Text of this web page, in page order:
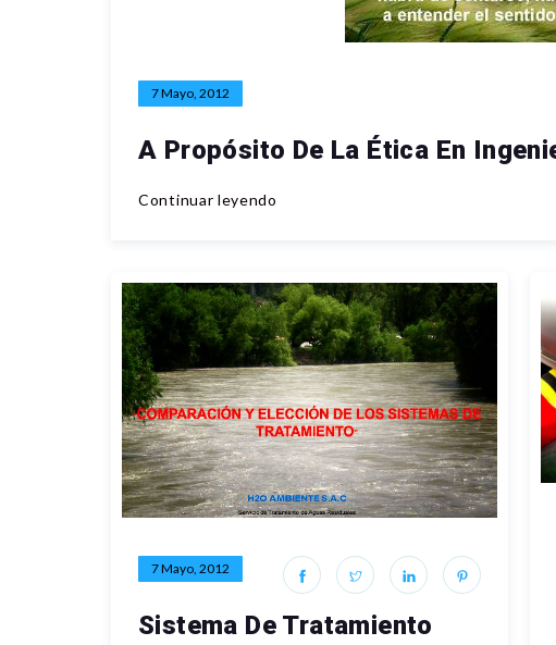
7 Mayo, 2012
A Propósito De La Ética En
Continuar leyendo
7 Mayo, 2012
Sistema De Tratamiento